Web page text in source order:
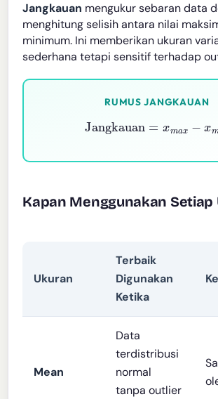
Jangkauan mengukur sebaran data
menghitung selisih antara nilai
minimum. Ini memberikan ukuran
sederhana tetapi sensitif terhadap
RUMUS JANGKAUAN
Jangkauan= xm m
Kapan Menggunakan Setiap
Ukuran
Terbaik
Digunakan
Ketika
Mean
Data
terdistribusi
normal
tanpa outlier